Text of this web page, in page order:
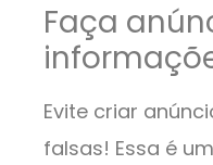
Faça
Evite criar
falsas! Essa é